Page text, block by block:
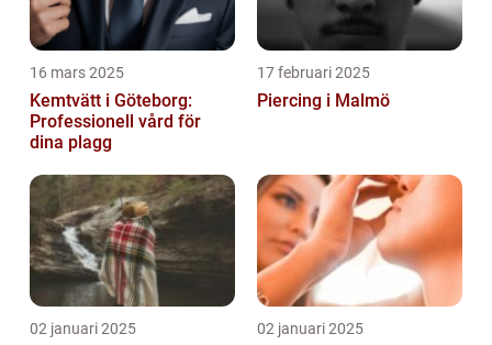
16 mars 2025
Kemtvätt i Göteborg:
Professionell vård för
dina plagg
17 februari 2025
Piercing i Malmö
02 januari 2025 02 januari 2025